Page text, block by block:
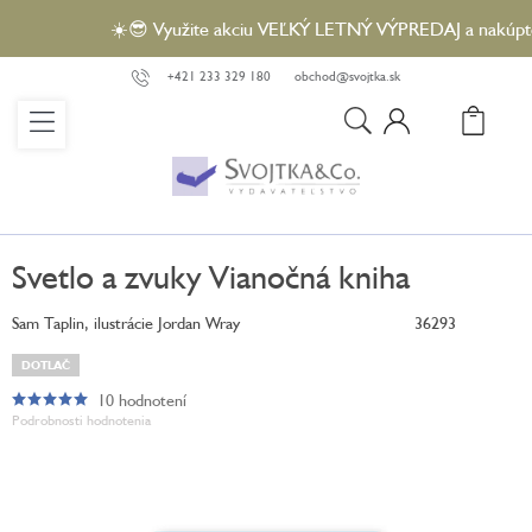
obsah
☀️😎 Využite akciu VEĽKÝ LETNÝ VÝPREDAJ a
+421 233 329 180 obchod@svojtka.sk
Svetlo a zvuky Vianočná kniha
Sam Taplin, ilustrácie Jordan Wray 36293
Podrobnosti hodnotenia
DOTLAČ
Priemerné
hodnotenie
10 hodnotení